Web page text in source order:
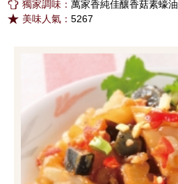
獨家調味：萬家香純佳釀香菇素蠔油
美味人氣：5267